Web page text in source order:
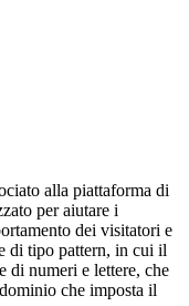
alla piattaforma di
per aiutare i
dei visitatori e
di tipo pattern, in cui il
di numeri e lettere, che
che imposta il